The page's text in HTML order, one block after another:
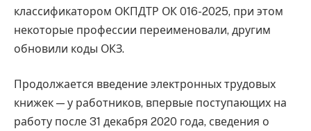
классификатором ОКПДТР ОК 016-2025, при этом
некоторые профессии переименовали, другим
обновили коды ОКЗ.
Продолжается введение электронных трудовых
книжек — у работников, впервые поступающих на
работу после 31 декабря 2020 года, сведения о